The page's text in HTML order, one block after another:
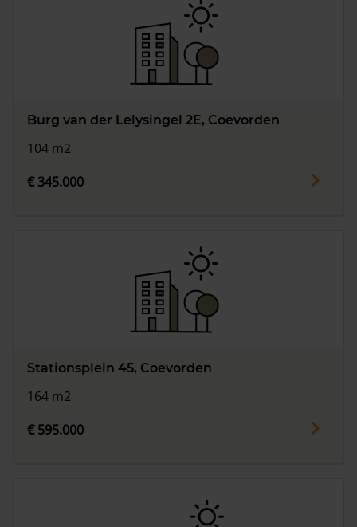
Burg van der Lelysingel 2E, Coevorden
104 m2
€ 345.000
Stationsplein 45, Coevorden
164 m2
€ 595.000